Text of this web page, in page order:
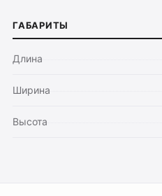
ГАБАРИТЫ
Длина
Ширина
Высота